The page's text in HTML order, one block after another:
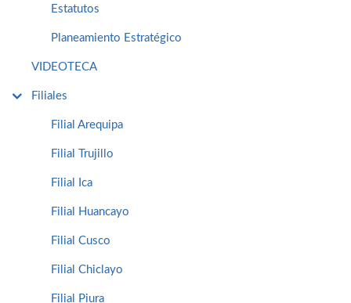
Estatutos
Planeamiento Estratégico
VIDEOTECA
Filiales
Filial Arequipa
Filial Trujillo
Filial Ica
Filial Huancayo
Filial Cusco
Filial Chiclayo
Filial Piura